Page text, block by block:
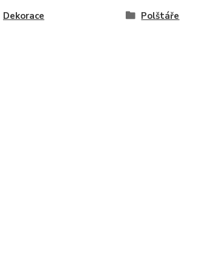
Dekorace Polštáře